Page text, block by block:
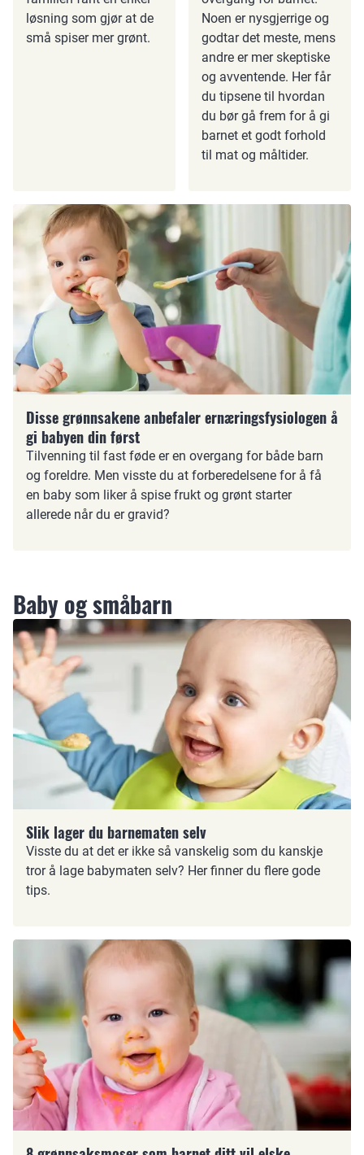
løsning som gjør at de
små spiser mer grønt.
Noen er nysgjerrige og
godtar det meste, mens
andre er mer skeptiske
og avventende. Her får
du tipsene til hvordan
du bør gå frem for å gi
barnet et godt forhold
til mat og måltider.
Disse grønnsakene anbefaler ernæringsfysiologen å
gi babyen din først
Tilvenning til fast føde er en overgang for både barn
og foreldre. Men visste du at forberedelsene for å få
en baby som liker å spise frukt og grønt starter
allerede når du er gravid?
Baby og småbarn
Slik lager du barnematen selv
Visste du at det er ikke så vanskelig som du kanskje
tror å lage babymaten selv? Her finner du flere gode
tips.